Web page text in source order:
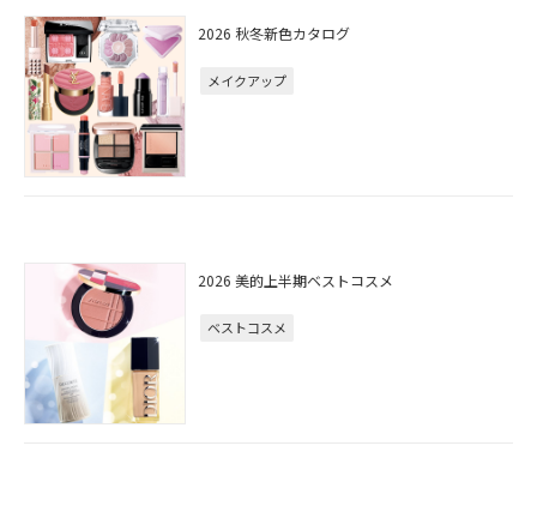
2026 秋冬新色カタログ
メイクアップ
2026 美的上半期ベストコスメ
ベストコスメ